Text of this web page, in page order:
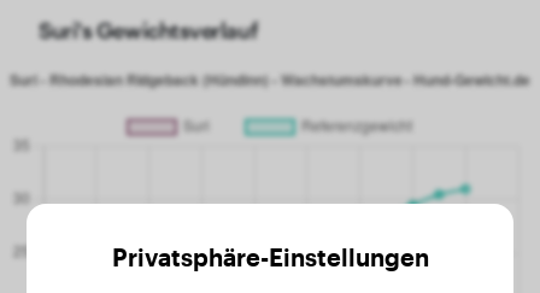
Suri's Gewichtsverlauf
Privatsphäre-Einstellungen